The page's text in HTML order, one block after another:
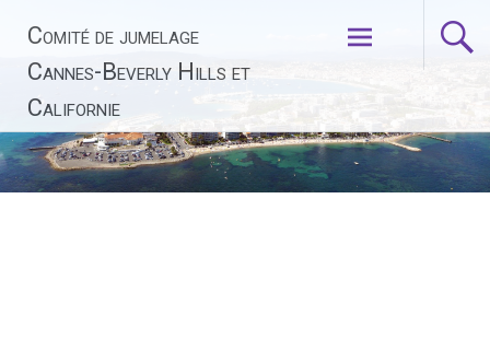
contenu
Comité de jumelage
Cannes-Beverly Hills et
Californie